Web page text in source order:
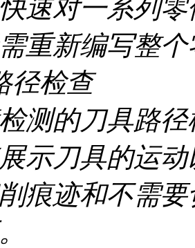
速对一系列
重新编写整
径检查
测的刀具路
示刀具的运
痕迹和不需